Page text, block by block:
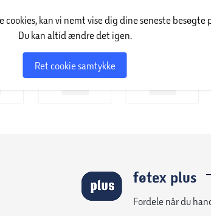
cookies, kan vi nemt vise dig dine seneste besøgte
Du kan altid ændre det igen.
Ret cookie samtykke
føtex plus
Fordele når du